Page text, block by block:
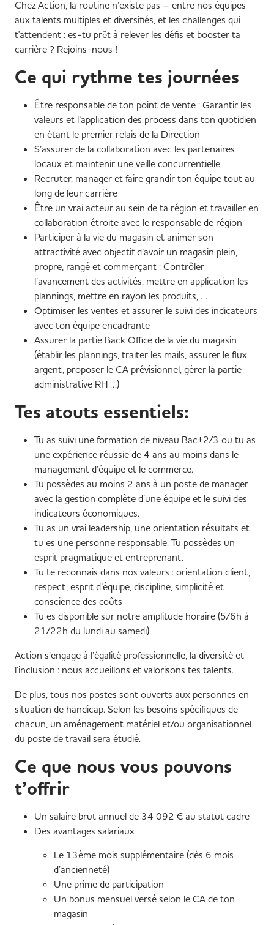
Chez Action, la routine n’existe pas – entre nos équipes
aux talents multiples et diversifiés, et les challenges qui
t'attendent : es-tu prêt à relever les défis et booster ta
carrière ? Rejoins-nous !
Ce qui rythme tes journées
Être responsable de ton point de vente : Garantir les
valeurs et l’application des process dans ton quotidien
en étant le premier relais de la Direction
S’assurer de la collaboration avec les partenaires
locaux et maintenir une veille concurrentielle
Recruter, manager et faire grandir ton équipe tout au
long de leur carrière
Être un vrai acteur au sein de ta région et travailler en
collaboration étroite avec le responsable de région
Participer à la vie du magasin et animer son
attractivité avec objectif d’avoir un magasin plein,
propre, rangé et commerçant : Contrôler
l’avancement des activités, mettre en application les
plannings, mettre en rayon les produits, …
Optimiser les ventes et assurer le suivi des indicateurs
avec ton équipe encadrante
Assurer la partie Back Office de la vie du magasin
(établir les plannings, traiter les mails, assurer le flux
argent, proposer le CA prévisionnel, gérer la partie
administrative RH …)
Tes atouts essentiels:
Tu as suivi une formation de niveau Bac+2/3 ou tu as
une expérience réussie de 4 ans au moins dans le
management d’équipe et le commerce.
Tu possèdes au moins 2 ans à un poste de manager
avec la gestion complète d’une équipe et le suivi des
indicateurs économiques.
Tu as un vrai leadership, une orientation résultats et
tu es une personne responsable. Tu possèdes un
esprit pragmatique et entreprenant.
Tu te reconnais dans nos valeurs : orientation client,
respect, esprit d’équipe, discipline, simplicité et
conscience des coûts
Tu es disponible sur notre amplitude horaire (5/6h à
21/22h du lundi au samedi).
Action s’engage à l’égalité professionnelle, la diversité et
l’inclusion : nous accueillons et valorisons tes talents.
De plus, tous nos postes sont ouverts aux personnes en
situation de handicap. Selon les besoins spécifiques de
chacun, un aménagement matériel et/ou organisationnel
du poste de travail sera étudié.
Ce que nous vous pouvons
t’offrir
Un salaire brut annuel de 34 092 € au statut cadre
Des avantages salariaux :
Le 13ème mois supplémentaire (dès 6 mois
d’ancienneté)
Une prime de participation
Un bonus mensuel versé selon le CA de ton
magasin